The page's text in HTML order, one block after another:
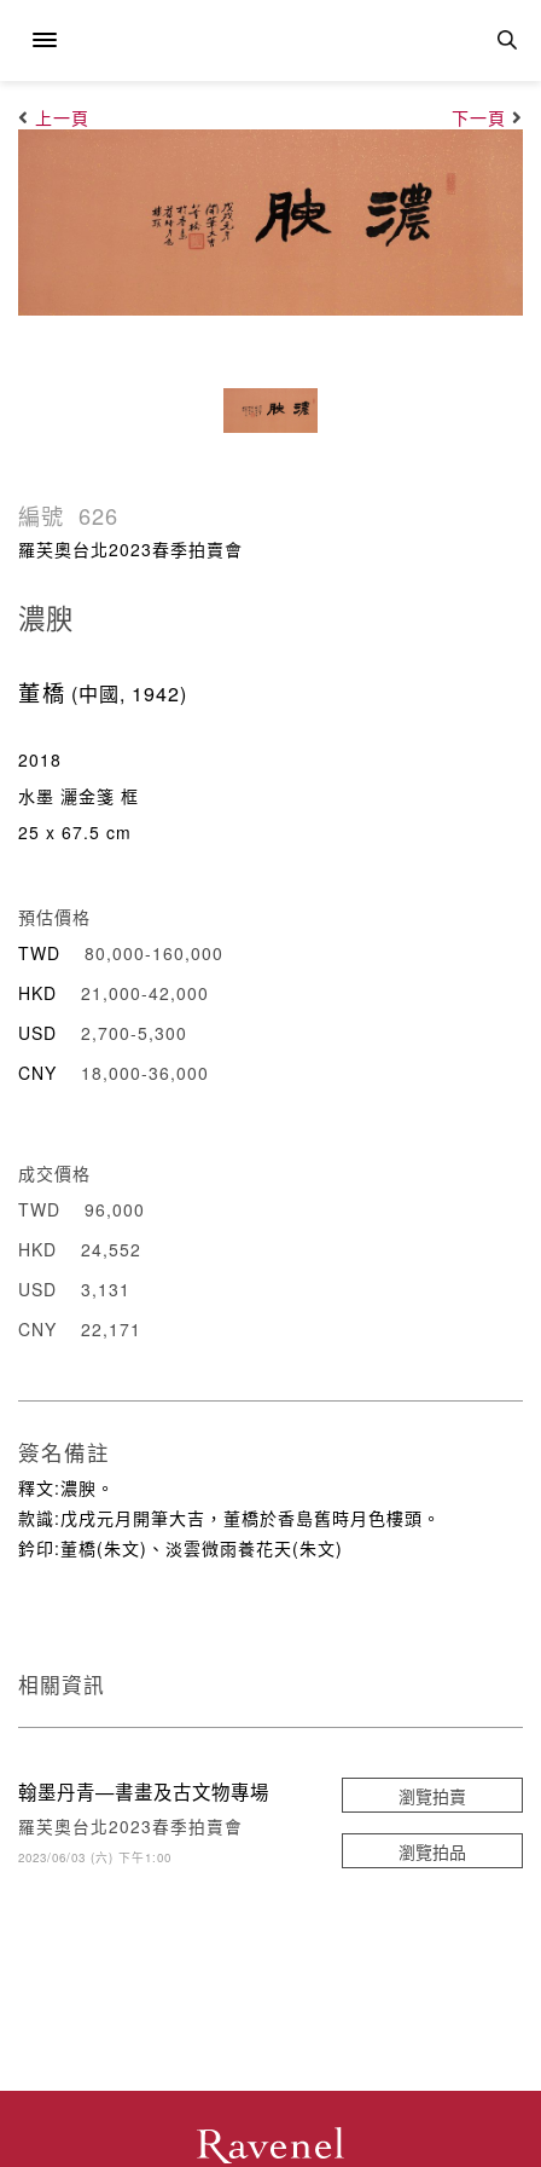
上一頁 下一頁
編號 626
羅芙奧台北2023春季拍賣會
濃腴
董橋 (中國, 1942)
2018
水墨 灑金箋 框
25 x 67.5 cm
預估價格
TWD
80,000-160,000
HKD
21,000-42,000
USD
2,700-5,300
CNY
18,000-36,000
成交價格
TWD
96,000
HKD
24,552
USD
3,131
CNY
22,171
簽名備註
釋文:濃腴。
款識:戊戌元月開筆大吉，董橋於香島舊時月色樓頭。
鈐印:董橋(朱文)、淡雲微雨養花天(朱文)
相關資訊
翰墨丹青—書畫及古文物專場
羅芙奧台北2023春季拍賣會
2023/06/03 (六) 下午1:00
瀏覽拍賣
瀏覽拍品